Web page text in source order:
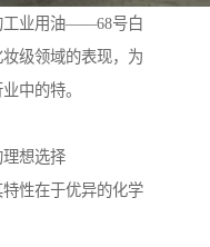
工业用油——68号白
级领域的表现，为
中的特。
想选择
性在于优异的化学